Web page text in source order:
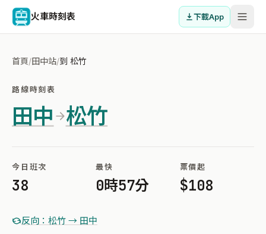
火車時刻表 下載App
首頁/田中站/到 松竹
路線時刻表
田中 松竹
今日班次
38
最快
0時57分
票價起
$108
反向：松竹 → 田中